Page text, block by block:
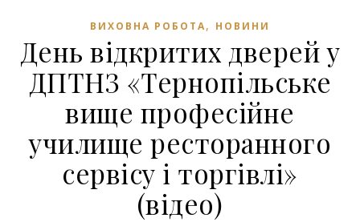
ВИХОВНА РОБОТА, НОВИНИ
День відкритих дверей у
ДПТНЗ «Тернопільське
вище професійне
училище ресторанного
сервісу і торгівлі»
(відео)